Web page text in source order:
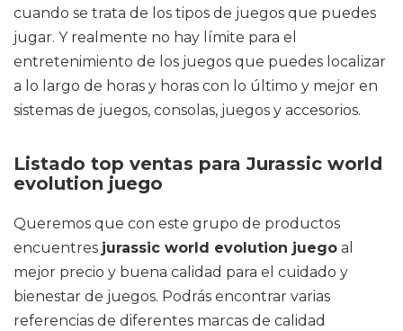
cuando se trata de los tipos de juegos que puedes
jugar. Y realmente no hay límite para el
entretenimiento de los juegos que puedes localizar
a lo largo de horas y horas con lo último y mejor en
sistemas de juegos, consolas, juegos y accesorios.
Listado top ventas para Jurassic world
evolution juego
Queremos que con este grupo de productos
encuentres jurassic world evolution juego al
mejor precio y buena calidad para el cuidado y
bienestar de juegos. Podrás encontrar varias
referencias de diferentes marcas de calidad